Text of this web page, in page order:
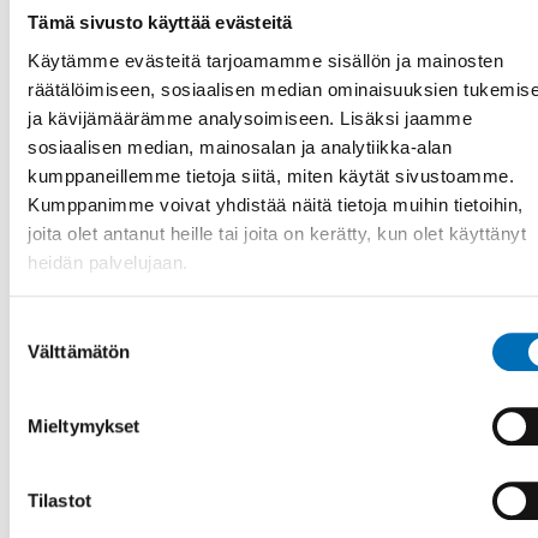
Tämä sivusto käyttää evästeitä
Käytämme evästeitä tarjoamamme sisällön ja mainosten
räätälöimiseen, sosiaalisen median ominaisuuksien
ja kävijämäärämme analysoimiseen. Lisäksi jaamme
sosiaalisen median, mainosalan ja analytiikka-alan
kumppaneillemme tietoja siitä, miten käytät sivustoamme.
Kumppanimme voivat yhdistää näitä tietoja muihin tietoihin,
joita olet antanut heille tai joita on kerätty, kun olet käyttänyt
heidän palvelujaan.
valinta
Välttämätön
Mieltymykset
Tilastot